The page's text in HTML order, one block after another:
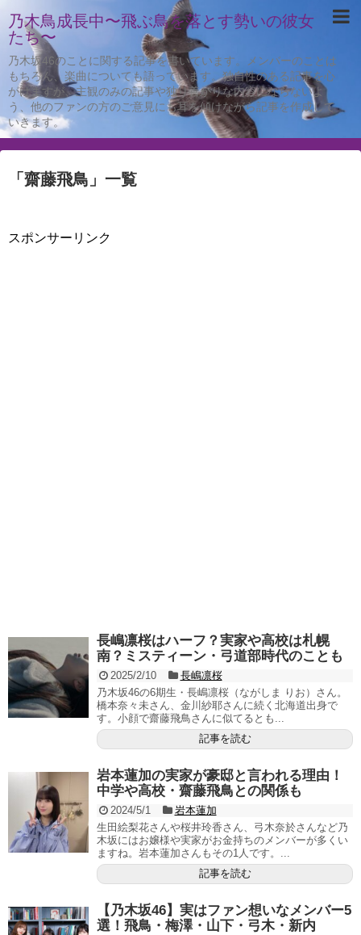
乃木鳥成長中〜飛ぶ鳥を落とす勢いの彼女
たち〜
乃木坂46のことに関する記事を書いています。メンバーのことは
もちろん、楽曲についても語っています。独自性のある記事を心
がけますが、主観のみの記事や独り善がりな内容にならないよ
う、他のファンの方のご意見にも耳を傾けながら記事を作成して
いきます。
「 齋藤飛鳥 」 一覧
スポンサーリンク
長嶋凛桜はハーフ？実家や高校は札幌
南？ミスティーン・弓道部時代のことも
2025/2/10
長嶋凛桜
乃木坂46の6期生・長嶋凛桜（ながしま りお）さん。
橋本奈々未さん、金川紗耶さんに続く北海道出身で
す。小顔で齋藤飛鳥さんに似てるとも...
記事を読む
岩本蓮加の実家が豪邸と言われる理由！
中学や高校・齋藤飛鳥との関係も
2024/5/1
岩本蓮加
生田絵梨花さんや桜井玲香さん、弓木奈於さんなど乃
木坂にはお嬢様や実家がお金持ちのメンバーが多くい
ますね。岩本蓮加さんもその1人です。...
記事を読む
【乃木坂46】実はファン想いなメンバー5
選！飛鳥・梅澤・山下・弓木・新内